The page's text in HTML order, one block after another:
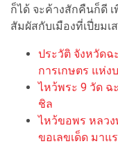
ก็ได้ จะค้างสักคืนก็ดี
สัมผัสกับเมืองที่เปี่ยม
ประวัติ จังหวัดฉ
การเกษตร แห่ง
ไหว้พระ 9 วัด ฉ
ชิล
ไหว้ขอพร หลว
ขอเลขเด็ด มาแ